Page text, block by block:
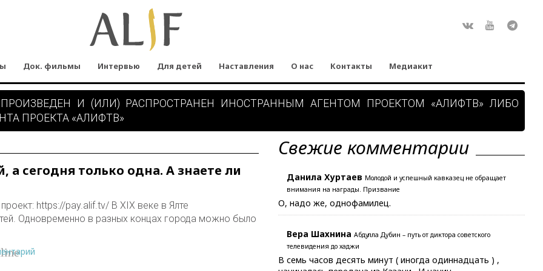
Док. фильмы Интервью Для детей Наставления О нас Контакты Медиакит
И (ИЛИ) РАСПРОСТРАНЕН ИНОСТРАННЫМ АГЕНТОМ ПРОЕКТОМ «АЛИФТВ» ЛИБО
ПРОЕКТА «АЛИФТВ»
а сегодня только одна. А знаете ли
https://pay.alif.tv/ В XIX веке в Ялте
Одновременно в разных концах города можно было
Свежие комментарии
Данила Хуртаев Молодой и успешный кавказец не обращает
внимания на награды. Призвание
О, надо же, однофамилец.
Вера Шахнина Абдулла Дубин – путь от диктора советского
телевидения до хаджи
В семь часов десять минут ( иногда одиннадцать ) ,